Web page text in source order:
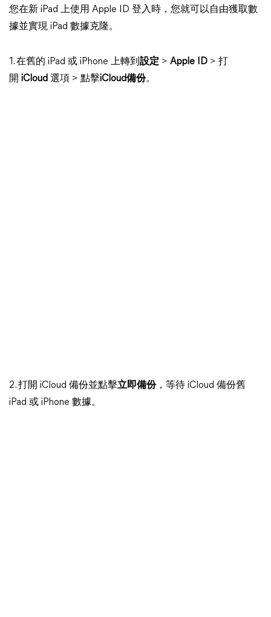
您在新 iPad 上使用 Apple ID 登入時，您就可以自由獲取數
據並實現 iPad 數據克隆。
1. 在舊的 iPad 或 iPhone 上轉到 設定 > Apple ID > 打
開 iCloud 選項 > 點擊iCloud備份。
2. 打開 iCloud 備份並點擊立即備份，等待 iCloud 備份舊
iPad 或 iPhone 數據。